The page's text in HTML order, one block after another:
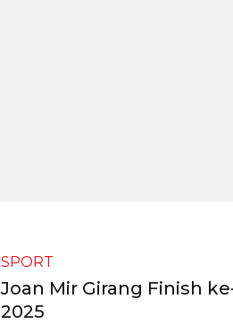
SPORT
Joan Mir Girang Finish
2025